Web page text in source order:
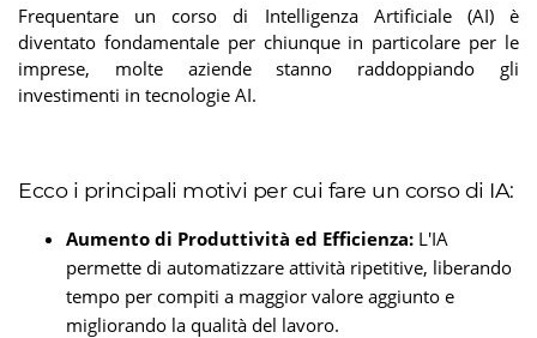
Frequentare un corso di Intelligenza Artificiale (AI) è
diventato fondamentale per chiunque in particolare per le
imprese, molte aziende stanno raddoppiando gli
investimenti in tecnologie AI.
Ecco i principali motivi per cui fare un corso di IA:
Aumento di Produttività ed Efficienza: L'IA
permette di automatizzare attività ripetitive, liberando
tempo per compiti a maggior valore aggiunto e
migliorando la qualità del lavoro.